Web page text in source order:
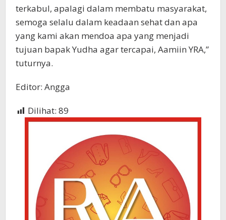
terkabul, apalagi dalam membatu masyarakat,
semoga selalu dalam keadaan sehat dan apa
yang kami akan mendoa apa yang menjadi
tujuan bapak Yudha agar tercapai, Aamiin YRA,”
tuturnya.
Editor: Angga
Dilihat: 89